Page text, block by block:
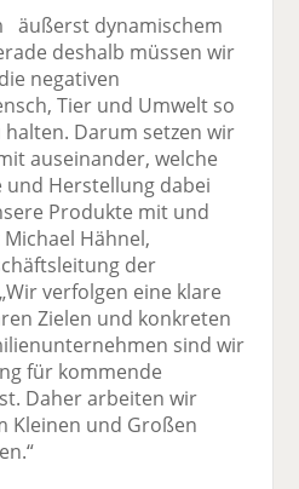
äußerst dynamischem
deshalb müssen wir
negativen
Tier und Umwelt so
Darum setzen wir
auseinander, welche
Herstellung dabei
Produkte mit und
Hähnel,
der
verfolgen eine klare
Zielen und konkreten
sind wir
für kommende
Daher arbeiten wir
Kleinen und Großen